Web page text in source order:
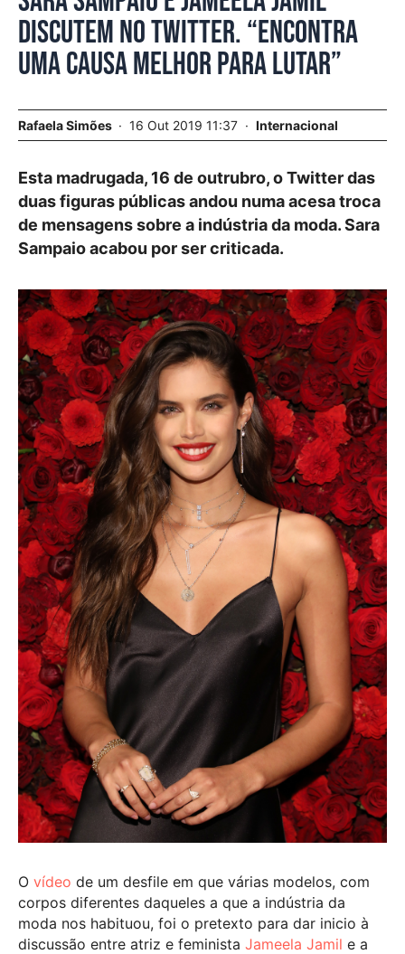
discutem no Twitter. “Encontra
uma causa melhor para lutar”
Rafaela Simões 16 Out 2019 11:37 Internacional
Esta madrugada, 16 de outrubro, o Twitter das
duas figuras públicas andou numa acesa troca
de mensagens sobre a indústria da moda. Sara
Sampaio acabou por ser criticada.
O vídeo de um desfile em que várias modelos, com
corpos diferentes daqueles a que a indústria da
moda nos habituou, foi o pretexto para dar inicio à
discussão entre atriz e feminista Jameela Jamil e a